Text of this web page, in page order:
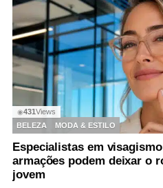
◉431Views
BELEZA
MODA & ESTILO
Especialistas em
armações podem deixar o
jovem